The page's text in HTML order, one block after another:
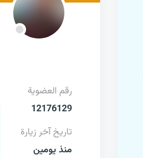
رقم العضوية
12176129
تاريخ آخر زيارة
منذ يومين